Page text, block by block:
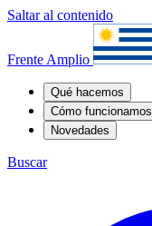
Saltar al contenido
Frente Amplio
Qué hacemos
Cómo funcionamos
Novedades
Buscar